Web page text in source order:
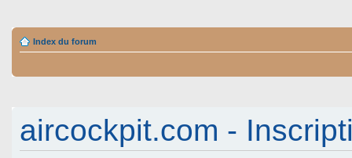
Index du forum
aircockpit.com -